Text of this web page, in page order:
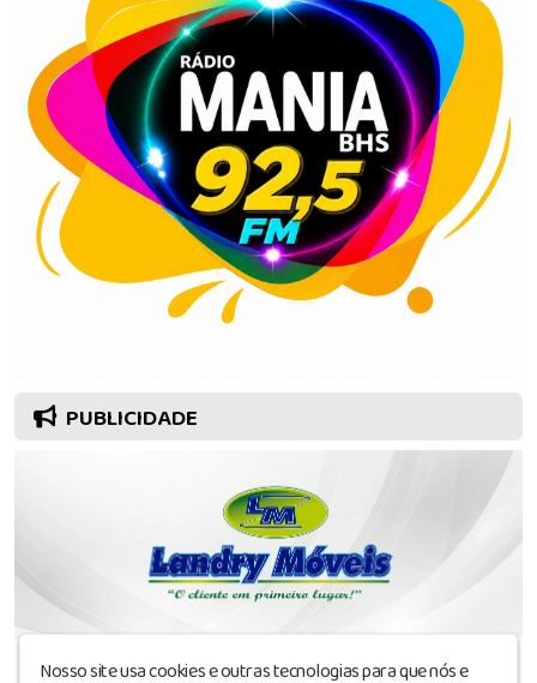
PUBLICIDADE
Nosso site usa cookies e outras tecnologias para que nós e